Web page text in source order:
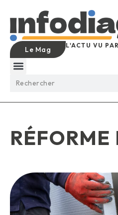
Le Mag L'ACTU VU
RÉFORME